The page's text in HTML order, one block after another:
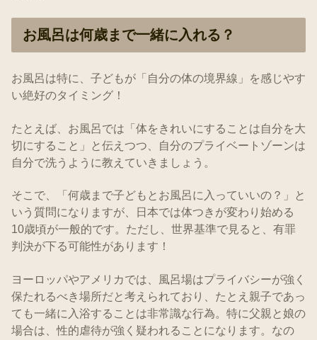
お風呂は何歳まで一緒に入れる？
お風呂は特に、子どもが「自分の体の境界線」を感じやす
い絶好のタイミング！
たとえば、お風呂では「体をきれいにすることは自分を大
切にすること」と伝えつつ、自分のプライベートゾーンは
自分で洗うように教えていきましょう。
そこで、「何歳まで子どもとお風呂に入っていいの？」と
いう質問になりますが、日本では体つきが変わり始める
10歳頃が一般的です。ただし、世界基準で見ると、有罪
判決が下る可能性があります！
ヨーロッパやアメリカでは、風呂場はプライバシーが強く
保たれるべき場所だと考えられており、たとえ親子であっ
ても一緒に入浴することは非常識な行為。特に父親と娘の
場合は、性的虐待が強く疑われることになります。なの